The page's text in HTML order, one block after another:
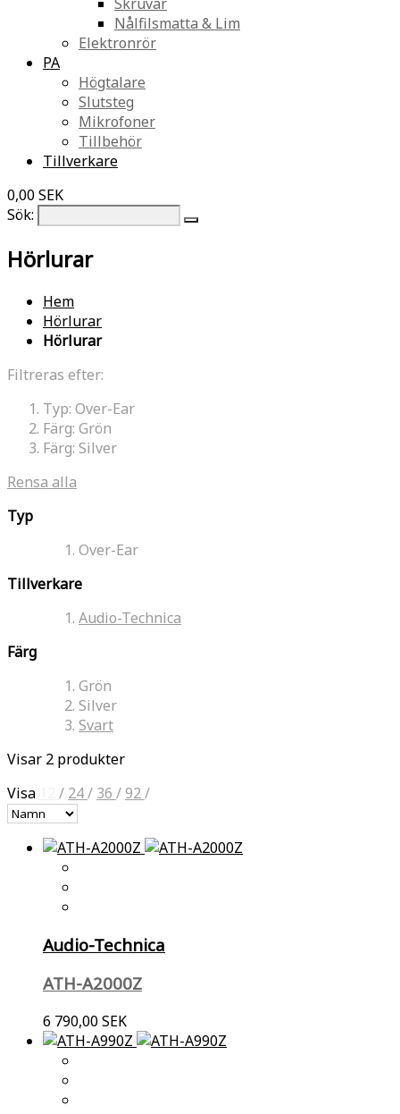
Nålfilsmatta & Lim
Elektronrör
PA
Högtalare
Slutsteg
Mikrofoner
Tillbehör
Tillverkare
0,00 SEK
Sök:
Hörlurar
Hem
Hörlurar
Hörlurar
Filtreras efter:
Typ: Over-Ear
Färg: Grön
Färg: Silver
Rensa alla
Typ
Over-Ear
Tillverkare
Audio-Technica
Färg
Grön
Silver
Svart
Visar 2 produkter
Visa
/ 24/ 36 /92/
Audio-Technica
ATH-A2000Z
6 790,00 SEK